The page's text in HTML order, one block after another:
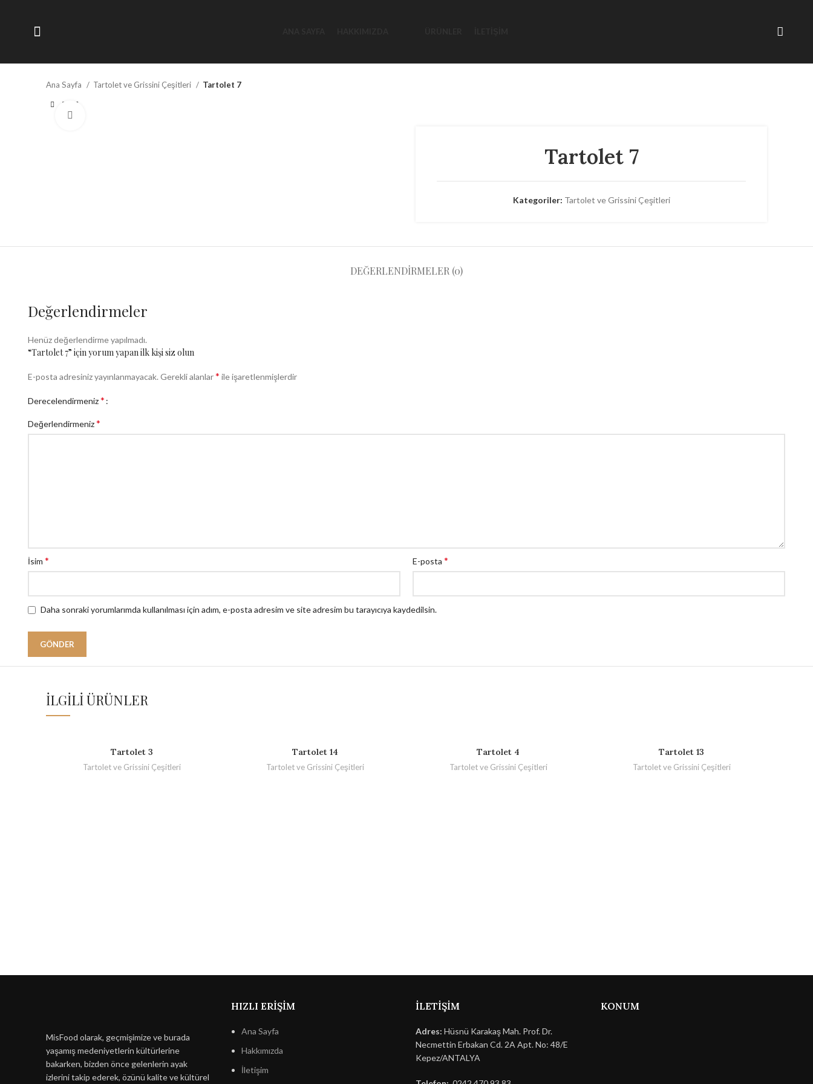
Ana Sayfa Tartolet ve Grissini Çeşitleri Tartolet 7
Tartolet 7
Kategoriler: Tartolet ve Grissini Çeşitleri
DEĞERLENDIRMELER (0)
Değerlendirmeler
Henüz değerlendirme yapılmadı.
“Tartolet 7” için yorum yapan ilk kişi siz olun
E-posta adresiniz yayınlanmayacak. Gerekli alanlar* ile işaretlenmişlerdir
Derecelendirmeniz*
Değerlendirmeniz*
İsim * E-posta *
Daha sonraki yorumlarımda kullanılması için adım, e-posta adresim ve site adresim bu tarayıcıya kaydedilsin.
İLGILI ÜRÜNLER
Tartolet 3
Tartolet ve Grissini Çeşitleri
Tartolet 14
Tartolet ve Grissini Çeşitleri
Tartolet 4
Tartolet ve Grissini Çeşitleri
Tartolet 13
Tartolet ve Grissini Çeşitleri
MisFood olarak, geçmişimize ve burada
yaşamış medeniyetlerin kültürlerine
bakarken, bizden önce gelenlerin ayak
izlerini takip ederek, özünü kalite ve kültürel
HIZLI ERIŞIM
Ana Sayfa
Hakkımızda
İletişim
İLETIŞIM
Adres: Hüsnü Karakaş Mah. Prof. Dr.
Necmettin Erbakan Cd. 2A Apt. No: 48/E
Kepez/ANTALYA
KONUM